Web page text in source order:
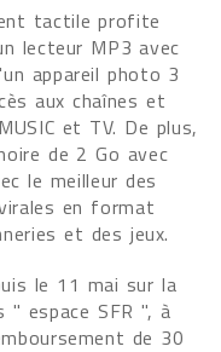
tactile profite
lecteur MP3 avec
appareil photo 3
aux chaînes et
et TV. De plus,
de 2 Go avec
le meilleur des
en format
et des jeux.
le 11 mai sur la
" espace SFR ", à
de 30